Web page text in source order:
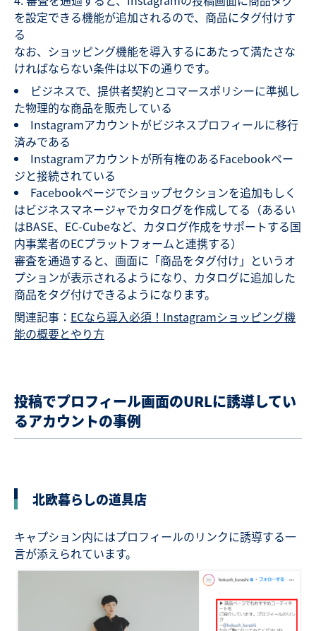
を設定できる機能が追加されるので、商品にタグ付けす
る
なお、ショッピング機能を導入するにあたって満たさな
ければならない条件は以下の通りです。
ビジネスで、提供者契約とコマースポリシーに準拠し
た物理的な商品を販売している
Instagramアカウントがビジネスプロフィールに移行
済みである
Instagramアカウントが所有権のあるFacebookペー
ジと接続されている
Facebookページでショップセクションを追加もしく
はビジネスマネージャでカタログを作成してる（あるい
はBASE、EC-Cubeなど、カタログ作成をサポートする国
内事業者のECプラットフォームと連携する）
審査を通過すると、画面に「商品をタグ付け」というオ
プションが表示されるようになり、カタログに追加した
商品をタグ付けできるようになります。
関連記事： ECなら導入必須！Instagramショッピング機
能の概要とやり方
投稿でプロフィール画面のURLに誘導してい
るアカウントの事例
北欧暮らしの道具店
キャプション内にはプロフィールのリンクに誘導する一
言が添えられています。